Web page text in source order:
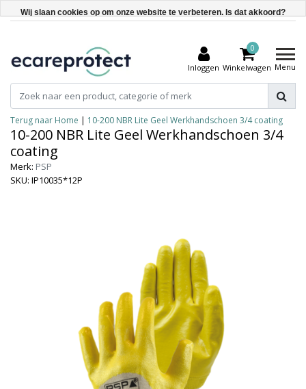
Inloggen
0
Winkelwagen Menu
Terug naar Home | 10-200 NBR Lite Geel Werkhandschoen 3/4 coating
10-200 NBR Lite Geel Werkhandschoen 3/4
coating
Merk: PSP
SKU: IP10035*12P
Wij slaan cookies op om onze website te verbeteren. Is dat akkoord?